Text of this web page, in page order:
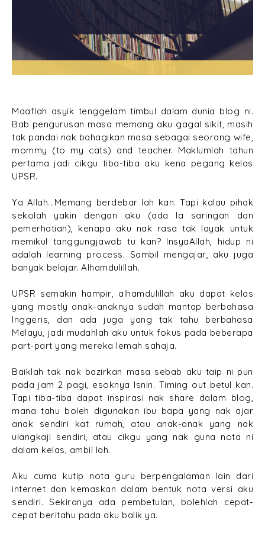
Maaflah asyik tenggelam timbul dalam dunia blog ni.
Bab pengurusan masa memang aku gagal sikit, masih
tak pandai nak bahagikan masa sebagai seorang wife,
mommy (to my cats) and teacher. Maklumlah tahun
pertama jadi cikgu tiba-tiba aku kena pegang kelas
UPSR.
Ya Allah...Memang berdebar lah kan. Tapi kalau pihak
sekolah yakin dengan aku (ada la saringan dan
pemerhatian), kenapa aku nak rasa tak layak untuk
memikul tanggungjawab tu kan? InsyaAllah, hidup ni
adalah learning process. Sambil mengajar, aku juga
banyak belajar. Alhamdulillah.
UPSR semakin hampir, alhamdulillah aku dapat kelas
yang mostly anak-anaknya sudah mantap berbahasa
Inggeris, dan ada juga yang tak tahu berbahasa
Melayu, jadi mudahlah aku untuk fokus pada beberapa
part-part yang mereka lemah sahaja.
Baiklah tak nak bazirkan masa sebab aku taip ni pun
pada jam 2 pagi, esoknya Isnin. Timing out betul kan.
Tapi tiba-tiba dapat inspirasi nak share dalam blog,
mana tahu boleh digunakan ibu bapa yang nak ajar
anak sendiri kat rumah, atau anak-anak yang nak
ulangkaji sendiri, atau cikgu yang nak guna nota ni
dalam kelas, ambil lah.
Aku cuma kutip nota guru berpengalaman lain dari
internet dan kemaskan dalam bentuk nota versi aku
sendiri. Sekiranya ada pembetulan, bolehlah cepat-
cepat beritahu pada aku balik ya.